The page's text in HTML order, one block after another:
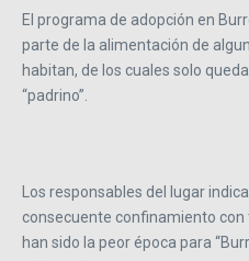
El programa de adopción en
parte de la alimentación de
habitan, de los cuales solo
“padrino”.
Los responsables del lugar
consecuente confinamiento con
han sido la peor época para